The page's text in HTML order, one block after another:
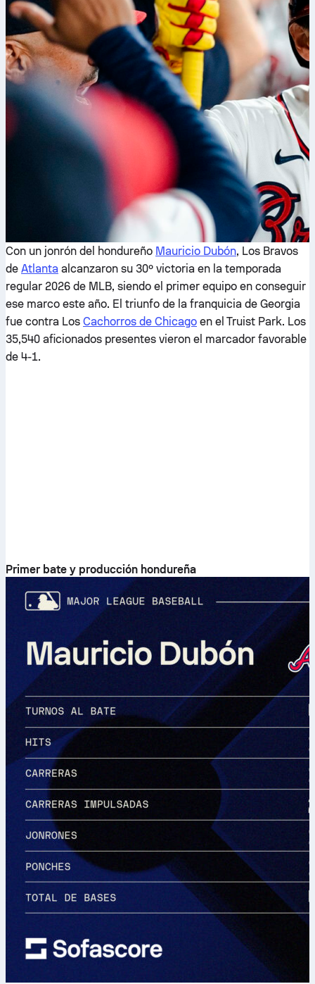
Con un jonrón del hondureño Mauricio Dubón, Los Bravos
de Atlanta alcanzaron su 30º victoria en la temporada
regular 2026 de MLB, siendo el primer equipo en conseguir
ese marco este año. El triunfo de la franquicia de Georgia
fue contra Los Cachorros de Chicago en el Truist Park. Los
35,540 aficionados presentes vieron el marcador favorable
de 4-1.
Primer bate y producción hondureña